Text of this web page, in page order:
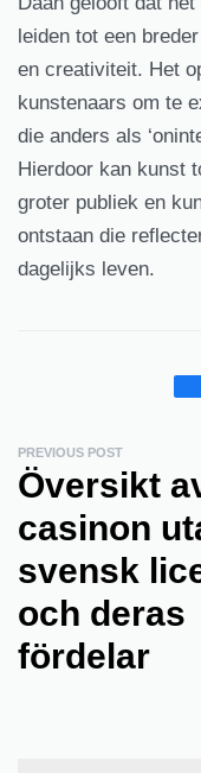
leiden tot een
en creativiteit. Het
kunstenaars om te
die anders als
Hierdoor kan kunst
groter publiek en
ontstaan die
dagelijks leven.
PREVIOUS POST
Översikt
casinon
svensk
och deras
fördelar